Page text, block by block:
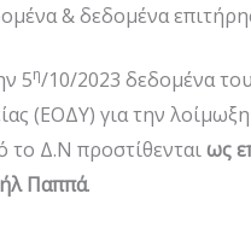
& δεδομένα
5η/10/2023 δεδομένα
(ΕΟΔΥ) για την
το Δ.Ν προστίθενταιως
Παππά.